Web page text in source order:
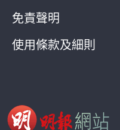
免責聲明
使用條款及細則